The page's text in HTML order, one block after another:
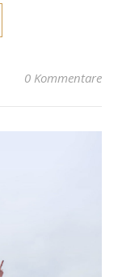
0 Kommentare